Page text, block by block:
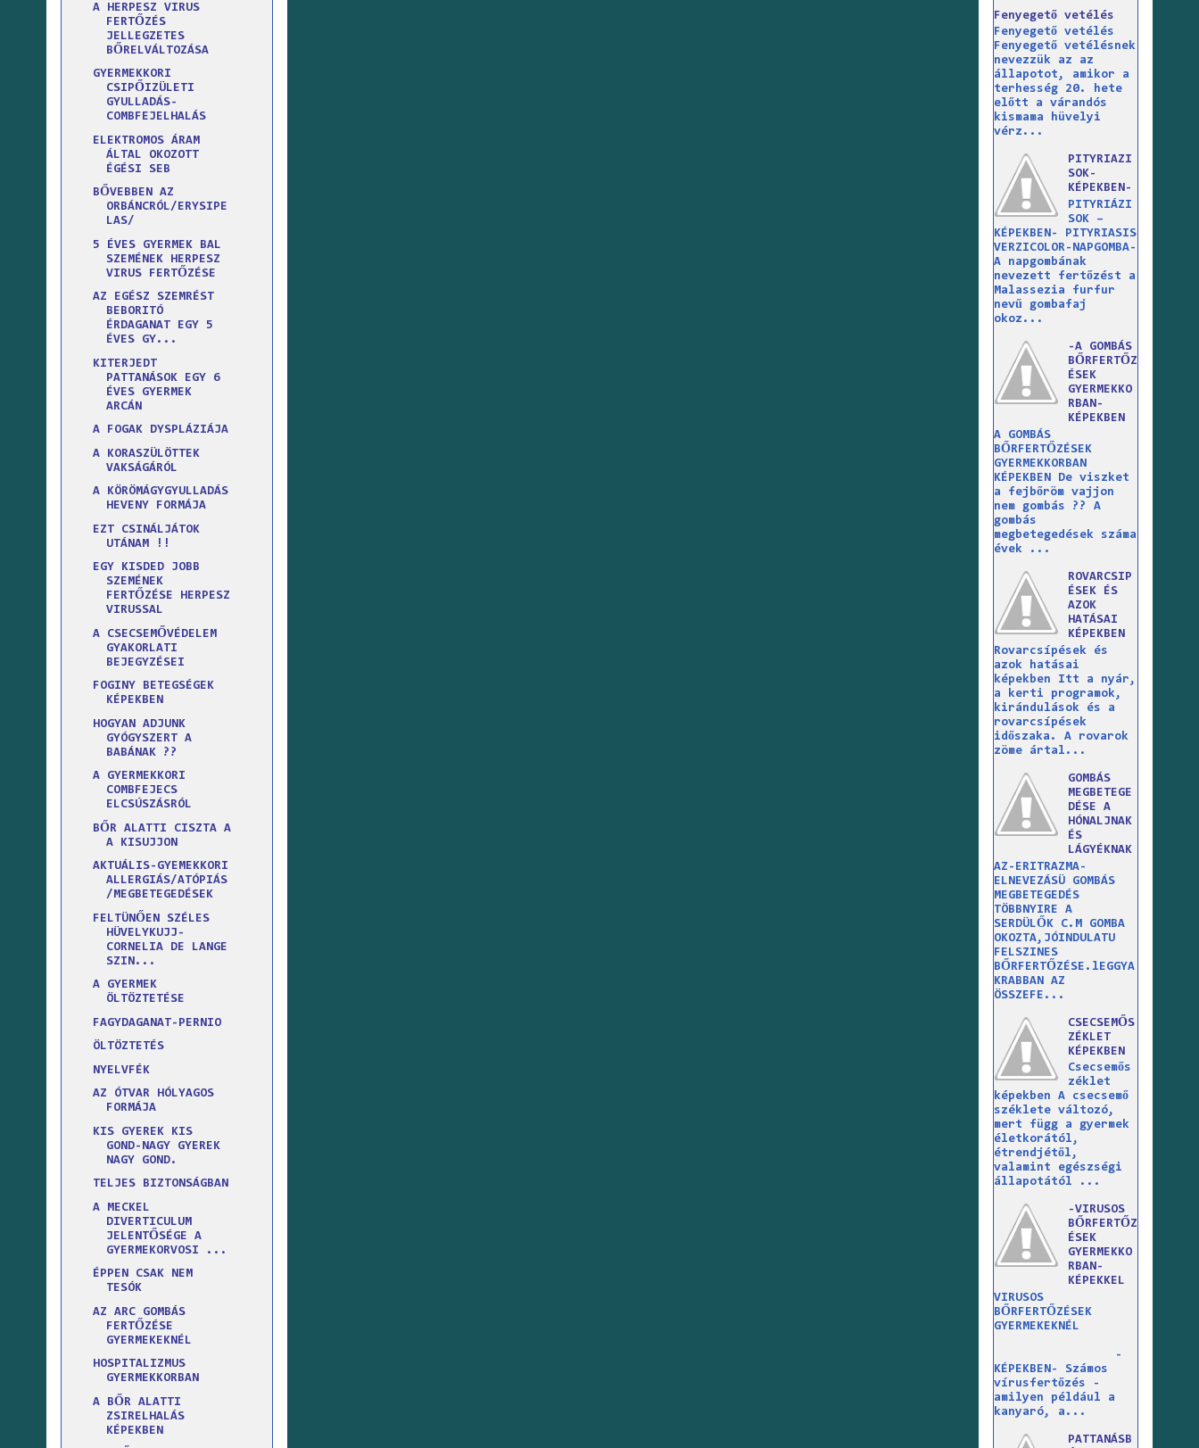
A HERPESZ VIRUS
FERTŐZÉS
JELLEGZETES
BŐRELVÁLTOZÁSA
GYERMEKKORI
CSIPŐIZÜLETI
GYULLADÁS-
COMBFEJELHALÁS
ELEKTROMOS ÁRAM
ÁLTAL OKOZOTT
ÉGÉSI SEB
BŐVEBBEN AZ
ORBÁNCRÓL/ERYSIPE
LAS/
5 ÉVES GYERMEK BAL
SZEMÉNEK HERPESZ
VIRUS FERTŐZÉSE
AZ EGÉSZ SZEMRÉST
BEBORITÓ
ÉRDAGANAT EGY 5
ÉVES GY...
KITERJEDT
PATTANÁSOK EGY 6
ÉVES GYERMEK
ARCÁN
A FOGAK DYSPLÁZIÁJA
A KORASZÜLÖTTEK
VAKSÁGÁRÓL
A KÖRÖMÁGYGYULLADÁS
HEVENY FORMÁJA
EZT CSINÁLJÁTOK
UTÁNAM !!
EGY KISDED JOBB
SZEMÉNEK
FERTŐZÉSE HERPESZ
VIRUSSAL
A CSECSEMŐVÉDELEM
GYAKORLATI
BEJEGYZÉSEI
FOGINY BETEGSÉGEK
KÉPEKBEN
HOGYAN ADJUNK
GYÓGYSZERT A
BABÁNAK ??
A GYERMEKKORI
COMBFEJECS
ELCSÚSZÁSRÓL
BŐR ALATTI CISZTA A
A KISUJJON
AKTUÁLIS-GYEMEKKORI
ALLERGIÁS/ATÓPIÁS
/MEGBETEGEDÉSEK
FELTÜNŐEN SZÉLES
HÜVELYKUJJ-
CORNELIA DE LANGE
SZIN...
A GYERMEK
ÖLTÖZTETÉSE
FAGYDAGANAT-PERNIO
ÖLTÖZTETÉS
NYELVFÉK
AZ ÓTVAR HÓLYAGOS
FORMÁJA
KIS GYEREK KIS
GOND-NAGY GYEREK
NAGY GOND.
TELJES BIZTONSÁGBAN
A MECKEL
DIVERTICULUM
JELENTŐSÉGE A
GYERMEKORVOSI ...
ÉPPEN CSAK NEM
TESÓK
AZ ARC GOMBÁS
FERTŐZÉSE
GYERMEKEKNÉL
HOSPITALIZMUS
GYERMEKKORBAN
A BŐR ALATTI
ZSIRELHALÁS
KÉPEKBEN
Fenyegető vetélés
Fenyegető vetélés
Fenyegető vetélésnek
nevezzük az az
állapotot, amikor a
terhesség 20. hete
előtt a várandós
kismama hüvelyi
vérz...
PITYRIAZI
SOK-
KÉPEKBEN-
PITYRIÁZI
SOK –
KÉPEKBEN- PITYRIASIS
VERZICOLOR-NAPGOMBA-
A napgombának
nevezett fertőzést a
Malassezia furfur
nevű gombafaj
okoz...
-A GOMBÁS
BŐRFERTŐZ
ÉSEK
GYERMEKKO
RBAN-
KÉPEKBEN
A GOMBÁS
BŐRFERTŐZÉSEK
GYERMEKKORBAN
KÉPEKBEN De viszket
a fejbőröm vajjon
nem gombás ?? A
gombás
megbetegedések száma
évek ...
ROVARCSIP
ÉSEK ÉS
AZOK
HATÁSAI
KÉPEKBEN
Rovarcsípések és
azok hatásai
képekben Itt a nyár,
a kerti programok,
kirándulások és a
rovarcsípések
időszaka. A rovarok
zöme ártal...
GOMBÁS
MEGBETEGE
DÉSE A
HÓNALJNAK
ÉS
LÁGYÉKNAK
AZ-ERITRAZMA-
ELNEVEZÁSÜ GOMBÁS
MEGBETEGEDÉS
TÖBBNYIRE A
SERDÜLŐK C.M GOMBA
OKOZTA,JÓINDULATU
FELSZINES
BŐRFERTŐZÉSE.lEGGYA
KRABBAN AZ
ÖSSZEFE...
CSECSEMŐS
ZÉKLET
KÉPEKBEN
Csecsemős
zéklet
képekben A csecsemő
széklete változó,
mert függ a gyermek
életkorától,
étrendjétől,
valamint egészségi
állapotától ...
-VIRUSOS
BŐRFERTŐZ
ÉSEK
GYERMEKKO
RBAN-
KÉPEKKEL
VIRUSOS
BŐRFERTŐZÉSEK
GYERMEKEKNÉL
-
KÉPEKBEN- Számos
vírusfertőzés -
amilyen például a
kanyaró, a...
PATTANÁSB